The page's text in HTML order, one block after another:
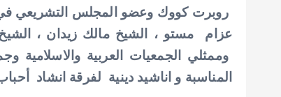
روبرت كووك وعضو المجلس التشريعي في
عزام مستو ، الشيخ مالك زيدان ،
وممثلي الجمعيات العربية
المناسبة و اناشيد دينية لفرقة انشاد